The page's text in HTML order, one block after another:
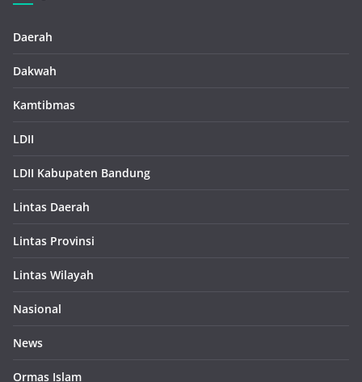
Daerah
Dakwah
Kamtibmas
LDII
LDII Kabupaten Bandung
Lintas Daerah
Lintas Provinsi
Lintas Wilayah
Nasional
News
Ormas Islam